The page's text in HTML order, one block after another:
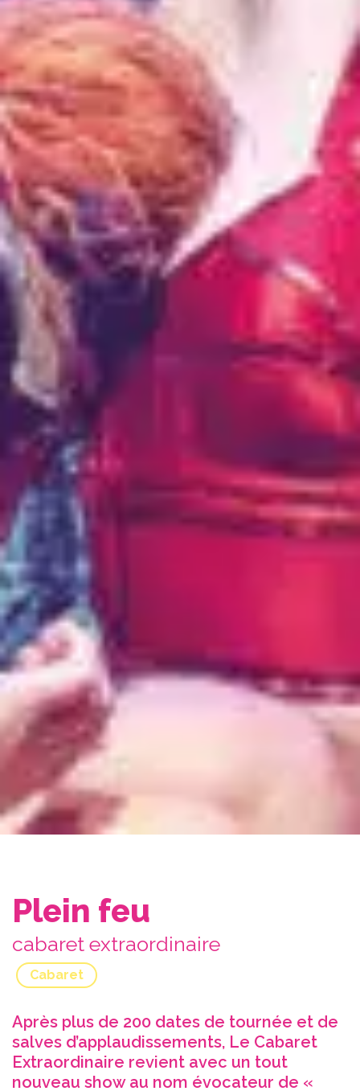
Plein feu
cabaret extraordinaire
Cabaret
Après plus de 200 dates de tournée et de
salves d’applaudissements, Le Cabaret
Extraordinaire revient avec un tout
nouveau show au nom évocateur de «